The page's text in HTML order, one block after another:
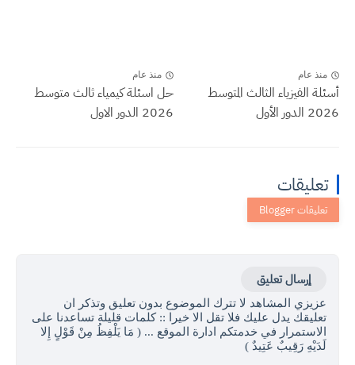
منذ عام
أسئلة الفيزياء الثالث المتوسط
2026 الدور الأول
منذ عام
حل اسئلة كيمياء ثالث متوسط
2026 الدور الاول
تعليقات
إرسال تعليق
عزيزي المشاهد لا تترك الموضوع بدون تعليق وتذكر ان
تعليقك يدل عليك فلا تقل الا خيرا :: كلمات قليلة تساعدنا على
الاستمرار في خدمتكم ادارة الموقع ... ( مَا يَلْفِظُ مِنْ قَوْلٍ إِلا
لَدَيْهِ رَقِيبٌ عَتِيدٌ )